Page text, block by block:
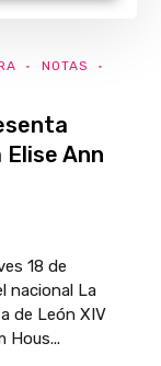
NOTAS
Ann
18 de
nacional La
de León XIV
Hous...